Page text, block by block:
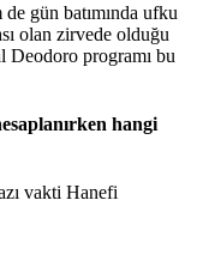
gün batımında ufku
olan zirvede olduğu
Deodoro programı bu
hangi
vakti Hanefi